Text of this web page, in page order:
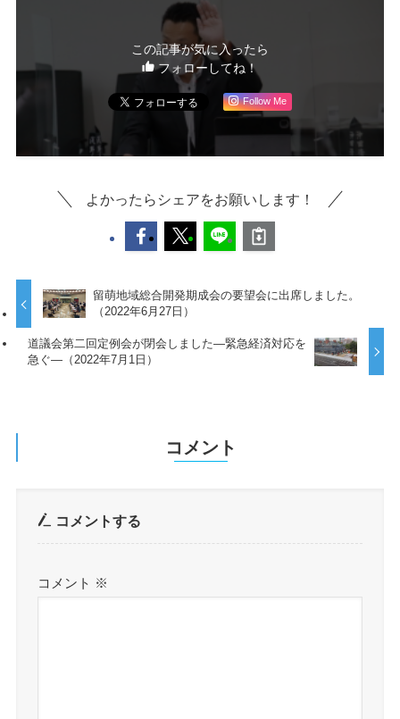
この記事が気に入ったら
フォローしてね！
Follow Me
よかったらシェアをお願いします！
留萌地域総合開発期成会の要望会に出席しました。
（2022年6月27日）
道議会第二回定例会が閉会しました―緊急経済対応を
急ぐ―（2022年7月1日）
コメント
コメントする
コメント ※